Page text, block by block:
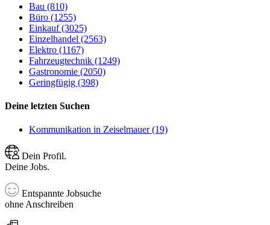
Bau (810)
Büro (1255)
Einkauf (3025)
Einzelhandel (2563)
Elektro (1167)
Fahrzeugtechnik (1249)
Gastronomie (2050)
Geringfügig (398)
Deine letzten Suchen
Kommunikation in Zeiselmauer (19)
Dein Profil.
Deine Jobs.
Entspannte Jobsuche
ohne Anschreiben